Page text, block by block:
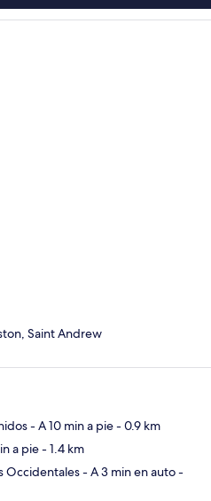
Saint Andrew
- A 10 min a pie- 0.9 km
a pie- 1.4 km
Occidentales- A 3 min en auto-